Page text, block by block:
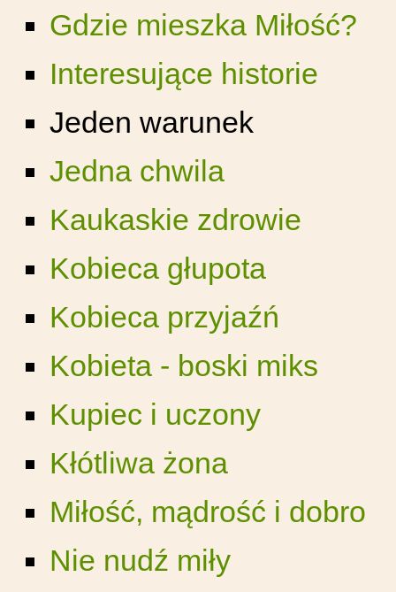
Gdzie mieszka Miłość?
Interesujące historie
Jeden warunek
Jedna chwila
Kaukaskie zdrowie
Kobieca głupota
Kobieca przyjaźń
Kobieta - boski miks
Kupiec i uczony
Kłótliwa żona
Miłość, mądrość i dobro
Nie nudź miły